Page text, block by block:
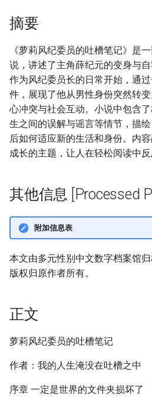
摘要
《萝莉风纪委员的吐槽笔记》是
说，讲述了主角薛纪元的变身与
作为风纪委员长的日常开始，通
件，展现了他从男性身份突然转
心冲突与社会互动。小说中包含
生之间的误解与谣言等情节，描
后如何适应新的生活和身份。内
成长的主题，让人在轻松阅读中
其他信息 [Processed
附加信息表
本文由多元性别中文数字档案馆归
版权归原作者所有。
正文
萝莉风纪委员的吐槽笔记
作者：我的人生淹没在吐槽之中
序章 一定是世界的文件夹损坏了